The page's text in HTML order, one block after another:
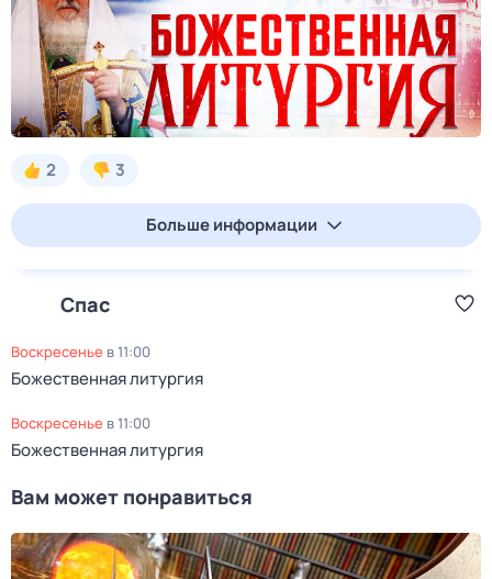
2 3
Больше информации
Спас
воскресенье в11:00
Божественная литургия
воскресенье в11:00
Божественная литургия
Вам может понравиться